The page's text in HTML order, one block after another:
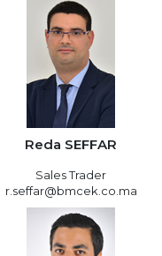
Reda SEFFAR
Sales Trader
r.seffar@bmcek.co.ma